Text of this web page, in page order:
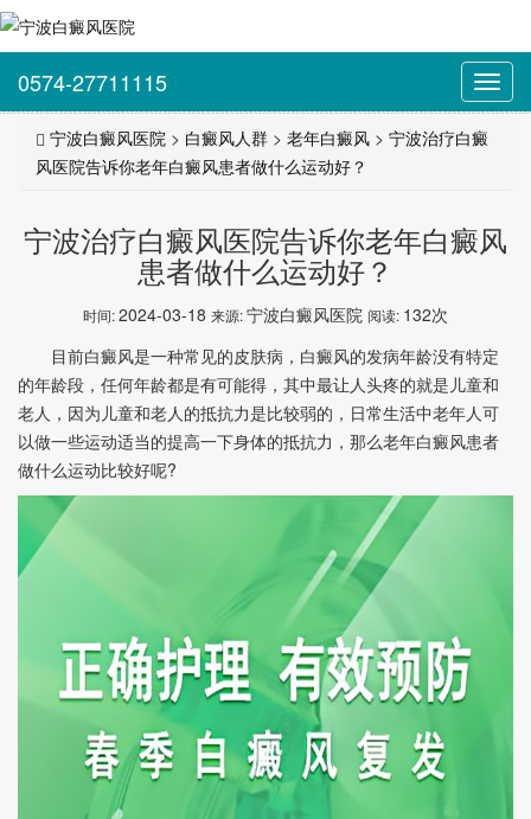
0574-27711115
宁波白癜风医院 > 白癜风人群 > 老年白癜风 > 宁波治疗白癜
风医院告诉你老年白癜风患者做什么运动好？
宁波治疗白癜风医院告诉你老年白癜风
患者做什么运动好？
时间:2024-03-18 来源:宁波白癜风医院 阅读: 132次
目前白癜风是一种常见的皮肤病，白癜风的发病年龄没有特定
的年龄段，任何年龄都是有可能得，其中最让人头疼的就是儿童和
老人，因为儿童和老人的抵抗力是比较弱的，日常生活中老年人可
以做一些运动适当的提高一下身体的抵抗力，那么老年白癜风患者
做什么运动比较好呢?